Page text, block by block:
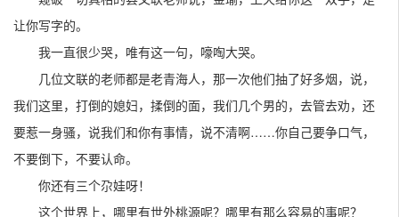
让你写字的。
我一直很少哭，唯有这一句，嚎啕大哭。
几位文联的老师都是老青海人，那一次他们抽了好多烟，说，
我们这里，打倒的媳妇，揉倒的面，我们几个男的，去管去劝，还
要惹一身骚，说我们和你有事情，说不清啊……你自己要争口气，
不要倒下，不要认命。
你还有三个尕娃呀！
这个世界上，哪里有世外桃源呢？哪里有那么容易的事呢？